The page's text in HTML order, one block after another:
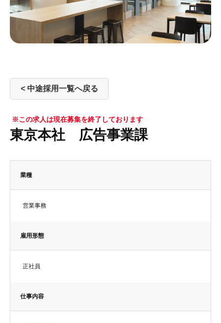
イン
フェ
< 中途採用一覧へ戻る
※この求人は現在募集を終了しております
東京本社 広告事業課
業種
営業事務
雇用形態
正社員
仕事内容